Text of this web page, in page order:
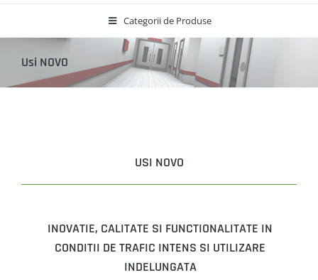
Categorii de Produse
Usi NOVO
USI NOVO
INOVATIE, CALITATE SI FUNCTIONALITATE IN
CONDITII DE TRAFIC INTENS SI UTILIZARE
INDELUNGATA